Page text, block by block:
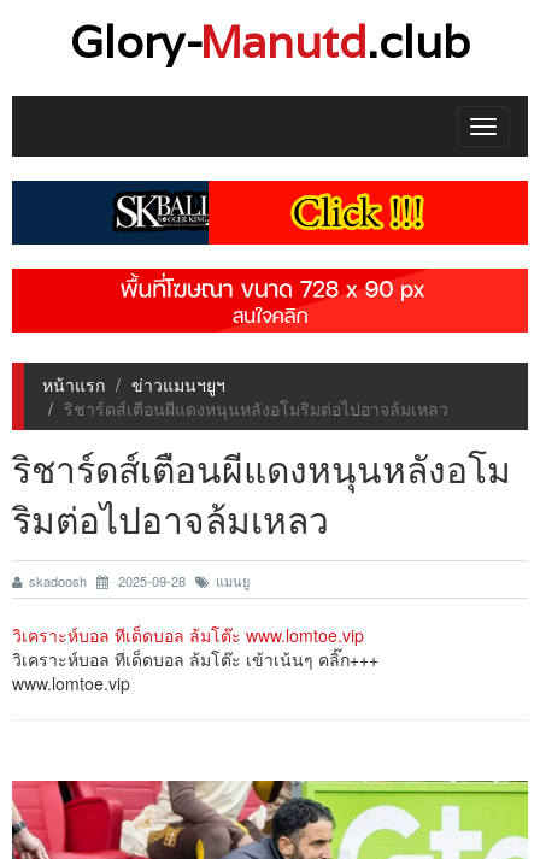
Glory-Manutd.club
Toggle
หน้าแรก
ข่าวแมนฯยูฯ
ริชาร์ดส์เตือนผีแดงหนุนหลังอโมริมต่อไปอาจล้มเหลว
ริชาร์ดส์เตือนผีแดงหนุนหลังอโม
ริมต่อไปอาจล้มเหลว
skadoosh 2025-09-28 แมนยู
วิเคราะห์บอล ทีเด็ดบอล ล้มโต๊ะ www.lomtoe.vip
วิเคราะห์บอล ทีเด็ดบอล ล้มโต๊ะ เข้าเน้นๆ คลิ๊ก+++
www.lomtoe.vip